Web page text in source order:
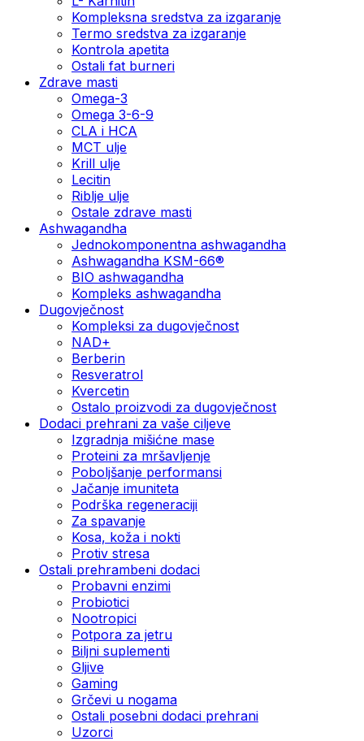
Kompleksna sredstva za izgaranje
Termo sredstva za izgaranje
Kontrola apetita
Ostali fat burneri
Zdrave masti
Omega-3
Omega 3-6-9
CLA i HCA
MCT ulje
Krill ulje
Lecitin
Riblje ulje
Ostale zdrave masti
Ashwagandha
Jednokomponentna ashwagandha
Ashwagandha KSM-66®
BIO ashwagandha
Kompleks ashwagandha
Dugovječnost
Kompleksi za dugovječnost
NAD+
Berberin
Resveratrol
Kvercetin
Ostalo proizvodi za dugovječnost
Dodaci prehrani za vaše ciljeve
Izgradnja mišićne mase
Proteini za mršavljenje
Poboljšanje performansi
Jačanje imuniteta
Podrška regeneraciji
Za spavanje
Kosa, koža i nokti
Protiv stresa
Ostali prehrambeni dodaci
Probavni enzimi
Probiotici
Nootropici
Potpora za jetru
Biljni suplementi
Gljive
Gaming
Grčevi u nogama
Ostali posebni dodaci prehrani
Uzorci